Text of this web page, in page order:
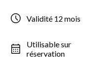
Validité 12 mois
Utilisable sur
réservation